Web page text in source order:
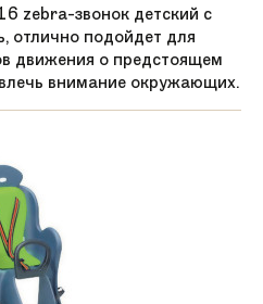
zebra-звонок детский с
отлично подойдет для
движения о предстоящем
внимание окружающих.